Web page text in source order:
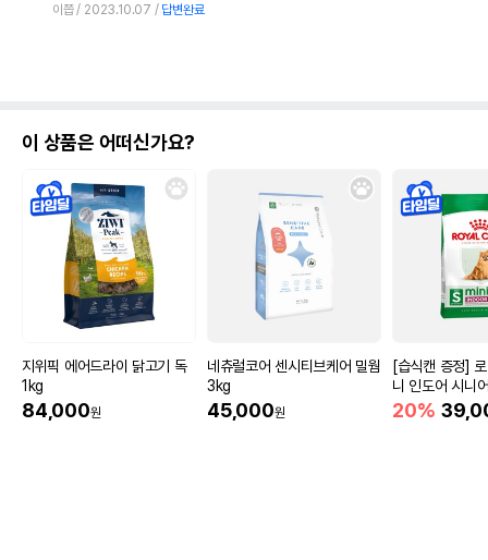
이쯥 2023.10.07 답변완료
이 상품은 어떠신가요?
지위픽 에어드라이 닭고기 독
1kg
84,000원
네츄럴코어 센시티브케어 밀웜
3kg
45,000원
[습식캔 증정]
니 인도어 시니
움
20%